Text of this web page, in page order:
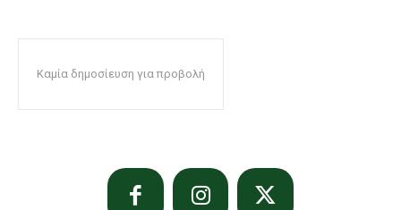
Καμία δημοσίευση για προβολή